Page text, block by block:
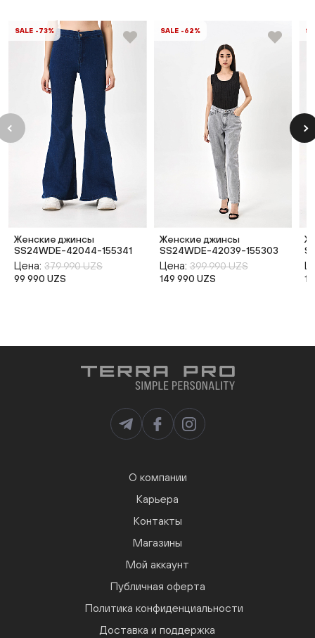
SALE -73%
Женские джинсы
SS24WDE-42044-155341
Цена: 379 990 UZS
99 990 UZS
SALE -62%
Женские джинсы
SS24WDE-42039-155303
Цена: 399 990 UZS
149 990 UZS
О компании
Карьера
Контакты
Магазины
Мой аккаунт
Публичная оферта
Политика конфиденциальности
Доставка и поддержка